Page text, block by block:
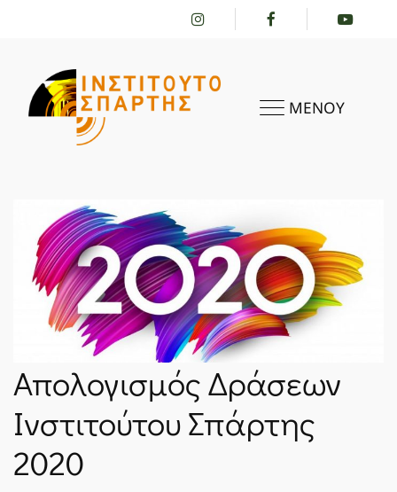
ΜΕΝΟΥ
ΑΡΧΙΚΗ
ΤΟ ΙΝΣΤΙΤΟΎΤΟ
ΔΡΑΣΤΗΡΙΌΤΗΤΕΣ
ΝΈΑ
Απολογισμός Δράσεων
Ινστιτούτου Σπάρτης
2020